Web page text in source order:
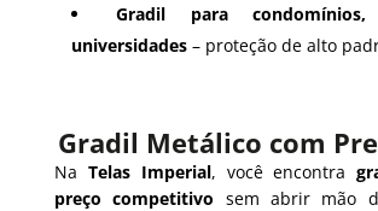
Gradil para
universidades– proteção de alto
Gradil Metálico com
Na Telas Imperial, você encontra
preço competitivo sem abrir mão